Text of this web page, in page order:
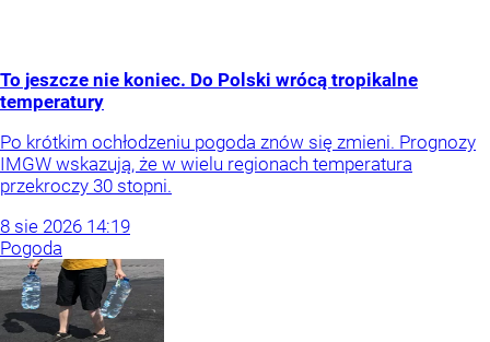
To jeszcze nie koniec. Do Polski wrócą tropikalne
temperatury
Po krótkim ochłodzeniu pogoda znów się zmieni. Prognozy
IMGW wskazują, że w wielu regionach temperatura
przekroczy 30 stopni.
8 sie 2026 14:19
Pogoda